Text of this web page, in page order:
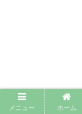
メニュー ホーム